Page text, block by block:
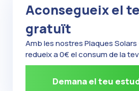
Aconsegueix el
gratuït
Amb les nostres Plaques Solars
redueix a 0€ el consum de la
Demana el teu